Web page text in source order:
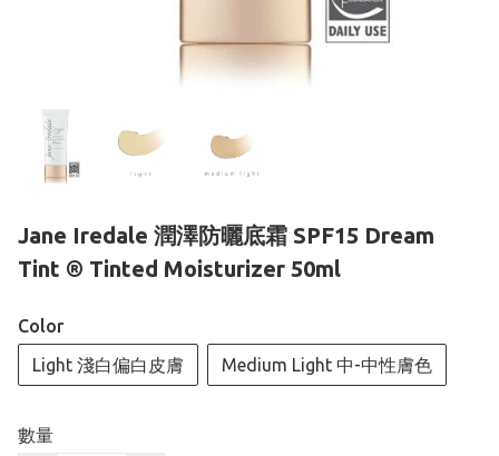
Jane Iredale 潤澤防曬底霜 SPF15 Dream
Tint ® Tinted Moisturizer 50ml
Color
Light 淺白偏白皮膚
Medium Light 中-中性膚色
數量